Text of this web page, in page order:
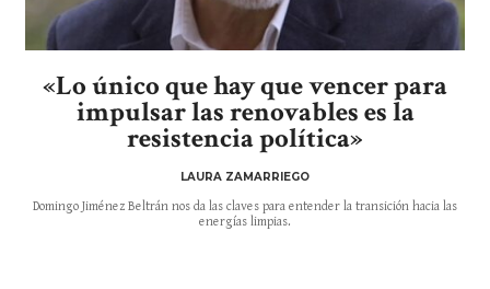
«Lo único que hay que vencer para
impulsar las renovables es la
resistencia política»
LAURA ZAMARRIEGO
Domingo Jiménez Beltrán nos da las claves para entender la transición hacia las
energías limpias.